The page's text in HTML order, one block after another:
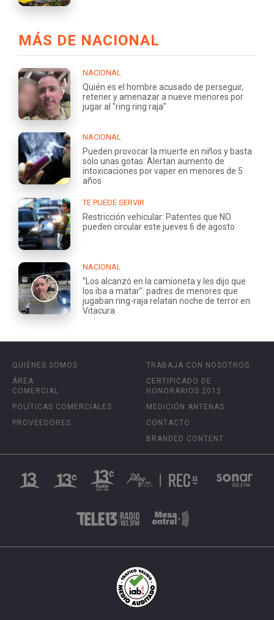
MÁS DE NACIONAL
NACIONAL
Quién es el hombre acusado de perseguir,
retener y amenazar a nueve menores por
jugar al "ring ring raja"
NACIONAL
Pueden provocar la muerte en niños y basta
sólo unas gotas: Alertan aumento de
intoxicaciones por vaper en menores de 5
años
TE PUEDE SERVIR
Restricción vehicular: Patentes que NO
pueden circular este jueves 6 de agosto
NACIONAL
“Los alcanzó en la camioneta y les dijo que
los iba a matar”: padres de menores que
jugaban ring-raja relatan noche de terror en
Vitacura
QUIÉNES SOMOS
ÁREA
COMERCIAL
POLÍTICAS COMERCIALES
PROVEEDORES
TRABAJA CON NOSOTROS
CERTIFICADO DE
HONORARIOS 2012
MEDICIÓN ANTENAS
CONTACTO
BRANDED CONTENT